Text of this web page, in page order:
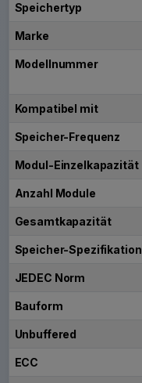
Speichertyp
Marke
Modellnummer
Kompatibel mit
Speicher-Frequenz
Modul-Einzelkapazität
Anzahl Module
Gesamtkapazität
Speicher-Spezifikation
JEDEC Norm
Bauform
Unbuffered
ECC